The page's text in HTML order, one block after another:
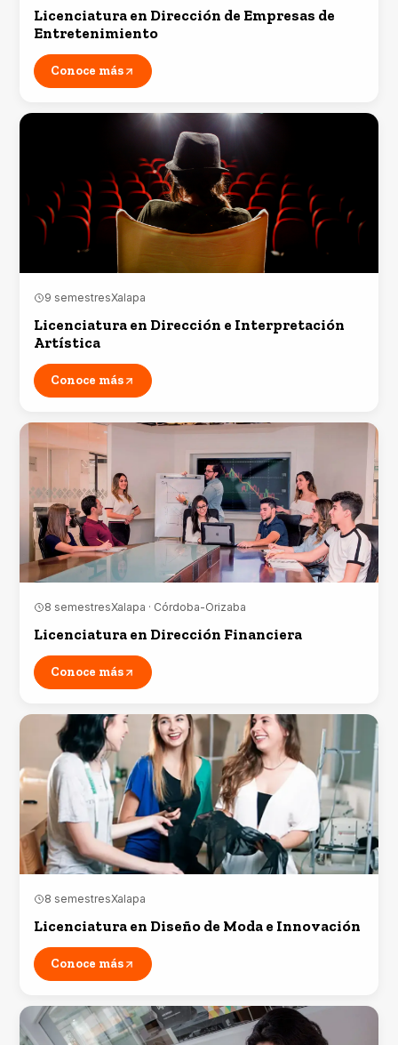
Licenciatura en Dirección de Empresas de
Entretenimiento
Conoce más
9 semestresXalapa
Licenciatura en Dirección e Interpretación
Artística
Conoce más
8 semestresXalapa · Córdoba-Orizaba
Licenciatura en Dirección Financiera
Conoce más
8 semestresXalapa
Licenciatura en Diseño de Moda e Innovación
Conoce más